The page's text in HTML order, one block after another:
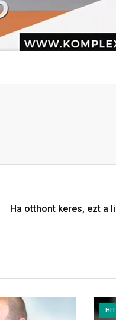
Ha otthont keres, ezt a